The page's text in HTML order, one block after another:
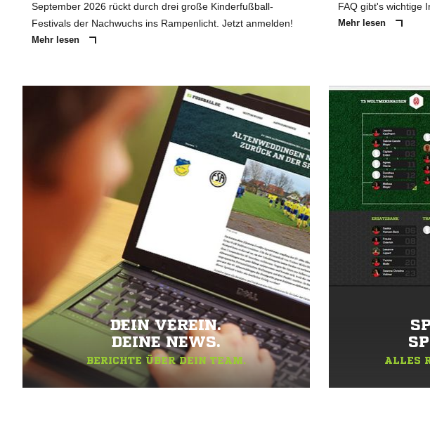
September 2026 rückt durch drei große Kinderfußball-
Festivals der Nachwuchs ins Rampenlicht. Jetzt anmelden!
Mehr lesen
FAQ gibt's wichtige
Mehr lesen
DEIN VEREIN.
DEINE NEWS.
BERICHTE ÜBER DEIN TEAM. ALLES